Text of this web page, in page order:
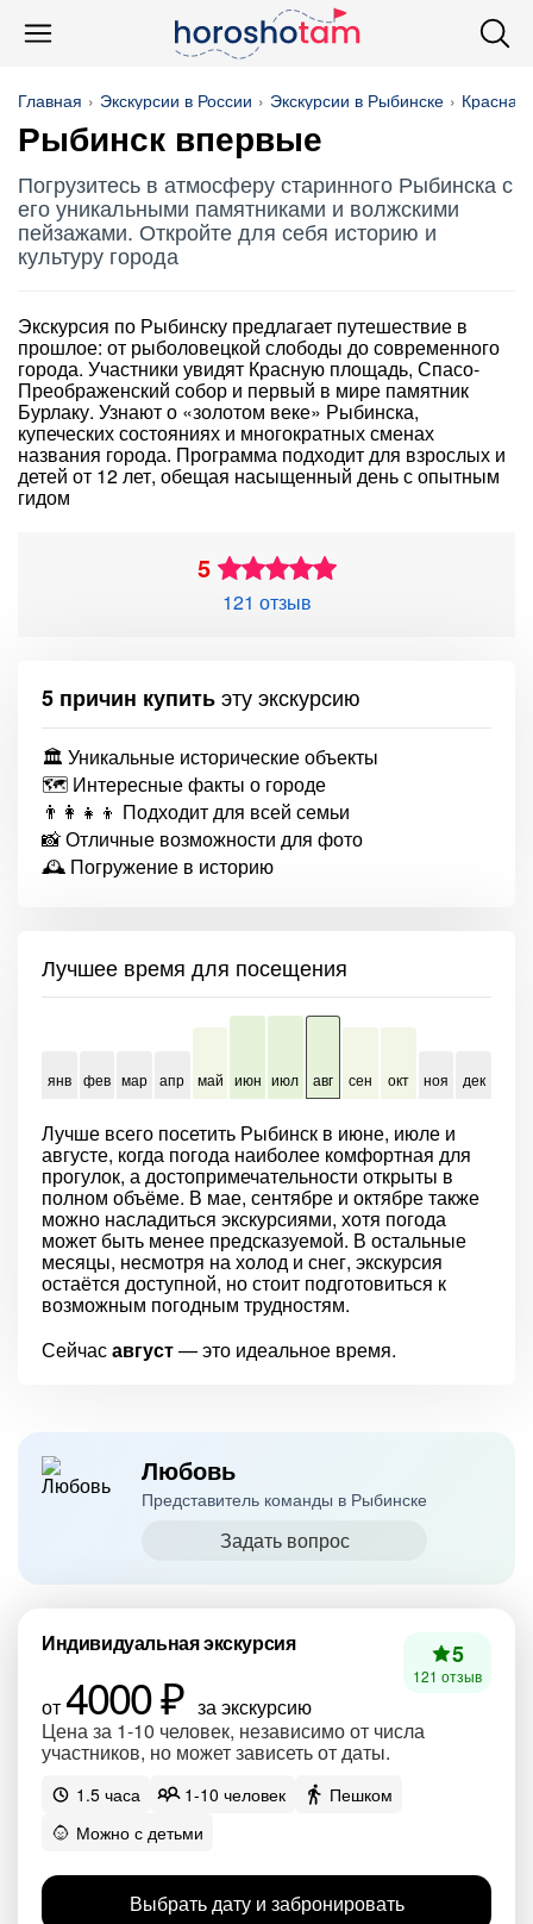
Главная Экскурсии в России Экскурсии в Рыбинске
Рыбинск впервые
Погрузитесь в атмосферу старинного Рыбинска с
его уникальными памятниками и волжскими
пейзажами. Откройте для себя историю и
культуру города
Экскурсия по Рыбинску предлагает путешествие в
прошлое: от рыболовецкой слободы до современного
города. Участники увидят Красную площадь, Спасо-
Преображенский собор и первый в мире памятник
Бурлаку. Узнают о «золотом веке» Рыбинска,
купеческих состояниях и многократных сменах
названия города. Программа подходит для взрослых и
детей от 12 лет, обещая насыщенный день с опытным
гидом
5
121 отзыв
5 причин купитьэту экскурсию
🏛️ Уникальные исторические объекты
🗺️ Интересные факты о городе
👨‍👩‍👧‍👦 Подходит для всей семьи
📸 Отличные возможности для фото
🕰️ Погружение в историю
Лучшее время для посещения
янв фев мар апр май июн июл авг сен окт ноя дек
Лучше всего посетить Рыбинск в июне, июле и
августе, когда погода наиболее комфортная для
прогулок, а достопримечательности открыты в
полном объёме. В мае, сентябре и октябре также
можно насладиться экскурсиями, хотя погода
может быть менее предсказуемой. В остальные
месяцы, несмотря на холод и снег, экскурсия
остаётся доступной, но стоит подготовиться к
возможным погодным трудностям.
Сейчасавгуст— это идеальное время.
Любовь
Представитель команды в Рыбинске
Задать вопрос
Индивидуальная экскурсия
от 4000 ₽ за экскурсию
Цена за 1-10 человек, независимо от числа
участников, но может зависеть от даты.
5
121 отзыв
1.5 часа 1-10 человек
Пешком
Можно с детьми
Выбрать дату и забронировать